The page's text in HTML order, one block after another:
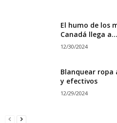
El humo de los
Canadá llega a...
12/30/2024
Blanquear
y efectivos
12/29/2024